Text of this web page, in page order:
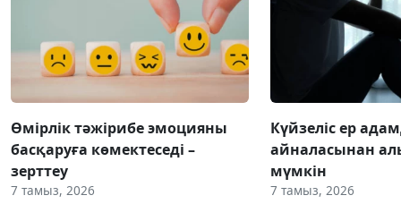
Өмірлік тәжірибе эмоцияны
басқаруға көмектеседі –
зерттеу
7 тамыз, 2026
Күйзеліс ер
айналасынан
мүмкін
7 тамыз, 2026